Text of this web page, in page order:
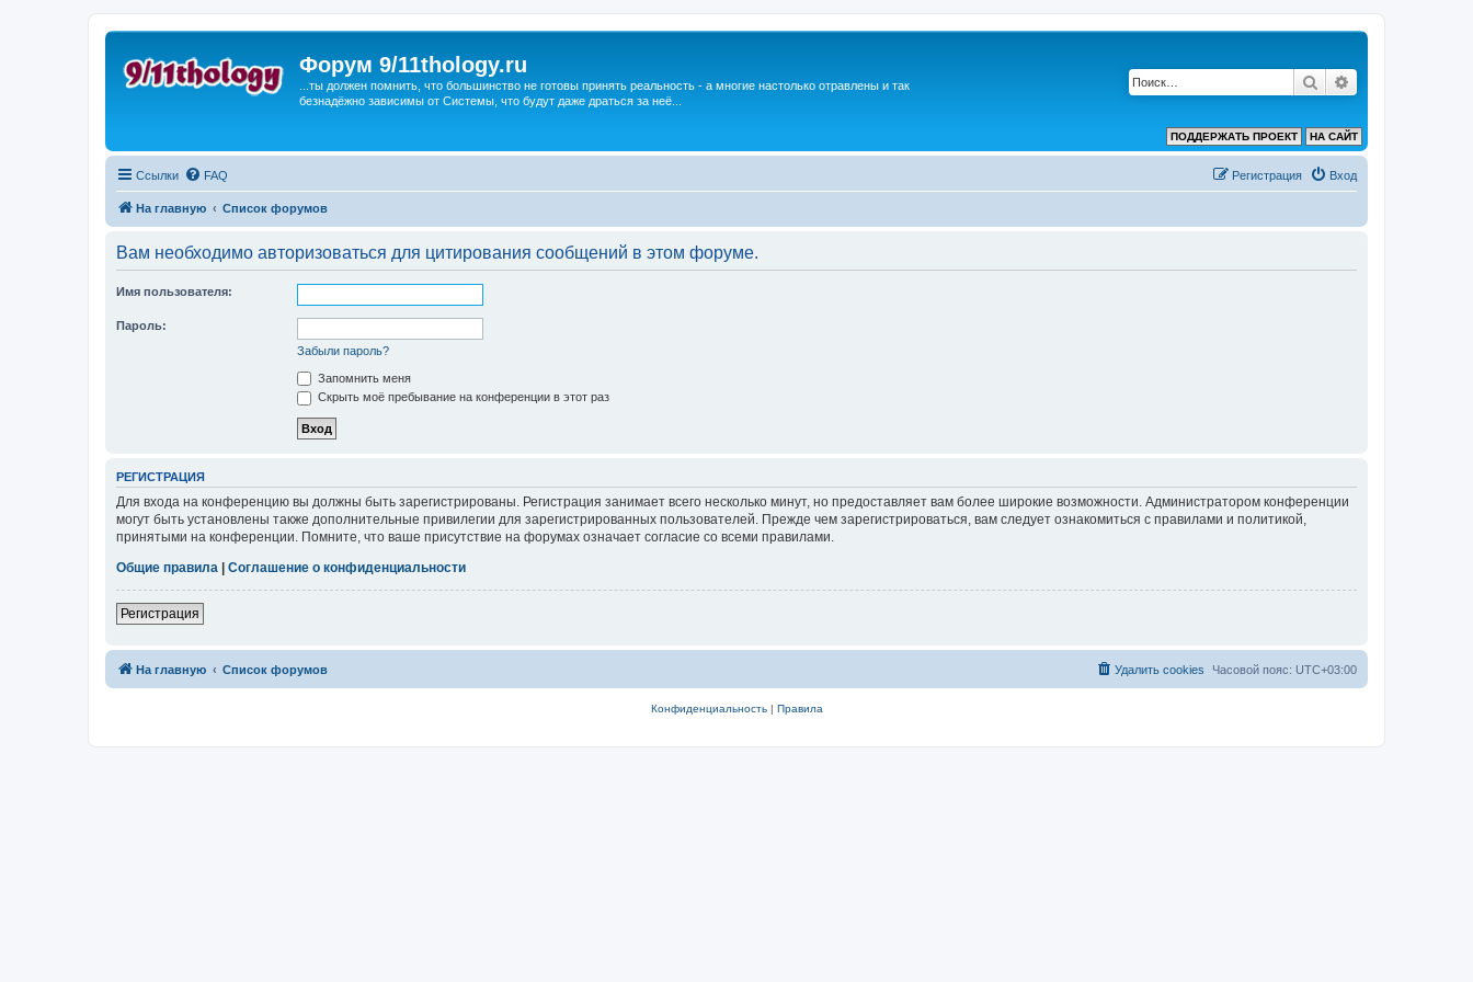
Форум 9/11thology.ru
...ты должен помнить, что большинство не готовы принять реальность - а многие настолько отравлены и так
безнадёжно зависимы от Системы, что будут даже драться за неё...
Поиск
НА САЙТ
ПОДДЕРЖАТЬ ПРОЕКТ
Ссылки FAQ Вход
Регистрация
На главную Список форумов
Вам необходимо авторизоваться для цитирования сообщений в этом форуме.
Имя пользователя:
Пароль:
Забыли пароль?
Запомнить меня
Скрыть моё пребывание на конференции в этот раз
РЕГИСТРАЦИЯ
Для входа на конференцию вы должны быть зарегистрированы. Регистрация занимает всего несколько минут, но предоставляет вам более широкие возможности. Администратором конференции
могут быть установлены также дополнительные привилегии для зарегистрированных пользователей. Прежде чем зарегистрироваться, вам следует ознакомиться с правилами и политикой,
принятыми на конференции. Помните, что ваше присутствие на форумах означает согласие со всеми правилами.
Общие правила
Соглашение о конфиденциальности
Регистрация
На главную Список форумов Часовой пояс: UTC+03:00
Удалить cookies
Конфиденциальность| Правила